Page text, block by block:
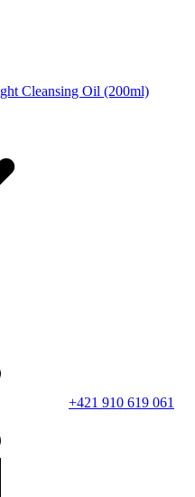
Cleansing Oil (200ml)
+421 910 619 061